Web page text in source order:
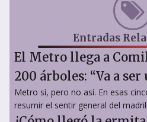
Entradas
El Metro llega a
200 árboles: “Va a ser
Metro sí, pero no así. En esas
resumir el sentir general del